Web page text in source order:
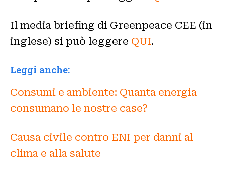
Il media briefing di Greenpeace CEE (in
inglese) si può leggere QUI.
Leggi anche:
Consumi e ambiente: Quanta energia
consumano le nostre case?
Causa civile contro ENI per danni al
clima e alla salute